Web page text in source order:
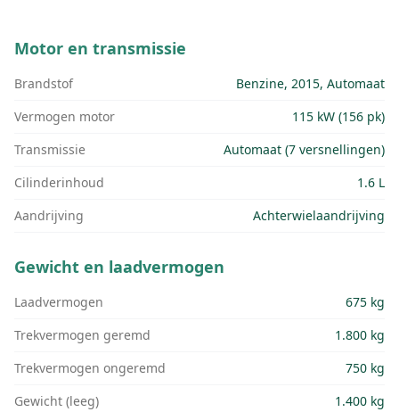
Motor en transmissie
Brandstof
Benzine, 2015, Automaat
Vermogen motor
115 kW (156 pk)
Transmissie
Automaat (7 versnellingen)
Cilinderinhoud
1.6 L
Aandrijving
Achterwielaandrijving
Gewicht en laadvermogen
Laadvermogen
675 kg
Trekvermogen geremd
1.800 kg
Trekvermogen ongeremd
750 kg
Gewicht (leeg)
1.400 kg